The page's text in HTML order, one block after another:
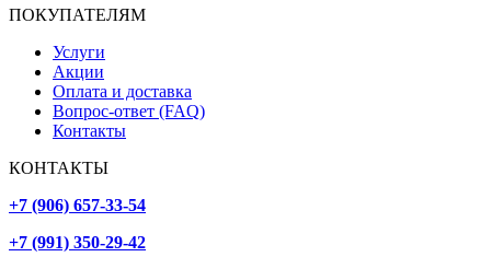
ПОКУПАТЕЛЯМ
Услуги
Акции
Оплата и доставка
Вопрос-ответ (FAQ)
Контакты
КОНТАКТЫ
+7 (906) 657-33-54
+7 (991) 350-29-42